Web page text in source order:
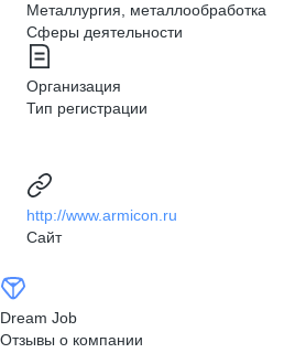
Металлургия, металлообработка
Сферы деятельности
Организация
Тип регистрации
http://www.armicon.ru
Сайт
Dream Job
Отзывы о компании